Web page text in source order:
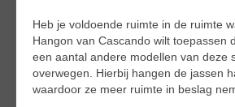
Heb je voldoende ruimte in de ruimte
Hangon van Cascando wilt toepassen
een aantal andere modellen van deze
overwegen. Hierbij hangen de jassen
waardoor ze meer ruimte in beslag